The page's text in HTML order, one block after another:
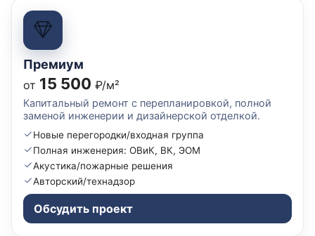
Премиум
от 15 500 ₽/м²
Капитальный ремонт с перепланировкой, полной
заменой инженерии и дизайнерской отделкой.
Новые перегородки/входная группа
Полная инженерия: ОВиК, ВК, ЭОМ
Акустика/пожарные решения
Авторский/технадзор
Обсудить проект